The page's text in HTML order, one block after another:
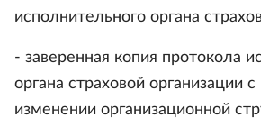
исполнительного органа
- заверенная копия протокола
органа страховой организации
изменении организационной